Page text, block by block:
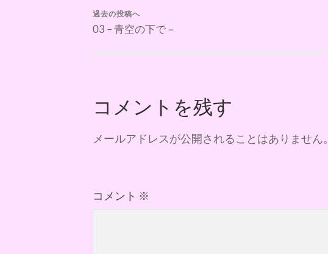
過去の投稿へ
03 – 青空の下で－
コメントを残す
メールアドレスが公開されることはありません。
コメント ※